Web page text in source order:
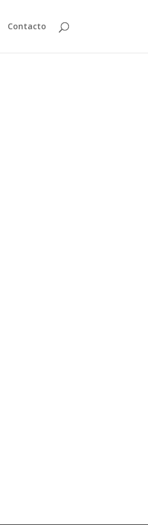
Contacto